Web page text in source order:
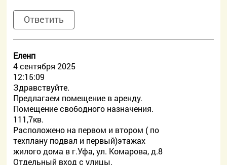
Ответить
Еленп
4 сентября 2025
12:15:09
Здравствуйте.
Предлагаем помещение в аренду.
Помещение свободного назначения.
111,7кв.
Расположено на первом и втором ( по
техплану подвал и первый)этажах
жилого дома в г.Уфа, ул. Комарова, д.8
Отдельный вход с улицы.